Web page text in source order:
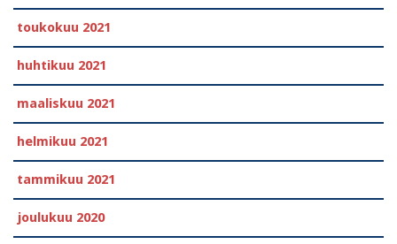
toukokuu 2021
huhtikuu 2021
maaliskuu 2021
helmikuu 2021
tammikuu 2021
joulukuu 2020